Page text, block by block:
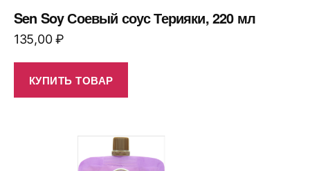
Sen Soy Соевый соус Терияки, 220 мл
135,00₽
КУПИТЬ ТОВАР